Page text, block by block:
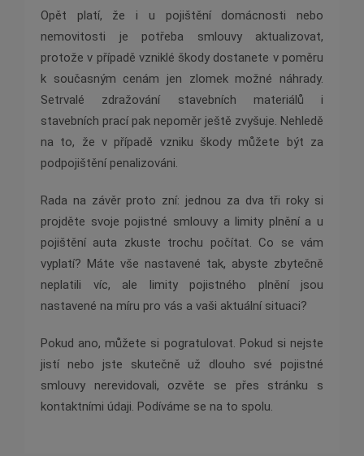
Opět platí, že i u pojištění domácnosti nebo
nemovitosti je potřeba smlouvy aktualizovat,
protože v případě vzniklé škody dostanete v poměru
k současným cenám jen zlomek možné náhrady.
Setrvalé zdražování stavebních materiálů i
stavebních prací pak nepoměr ještě zvyšuje. Nehledě
na to, že v případě vzniku škody můžete být za
podpojištění penalizováni.
Rada na závěr proto zní: jednou za dva tři roky si
projděte svoje pojistné smlouvy a limity plnění a u
pojištění auta zkuste trochu počítat. Co se vám
vyplatí? Máte vše nastavené tak, abyste zbytečně
neplatili víc, ale limity pojistného plnění jsou
nastavené na míru pro vás a vaši aktuální situaci?
Pokud ano, můžete si pogratulovat. Pokud si nejste
jistí nebo jste skutečně už dlouho své pojistné
smlouvy nerevidovali, ozvěte se přes stránku s
kontaktními údaji. Podíváme se na to spolu.